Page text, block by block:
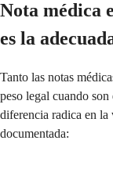
Nota médica
es la
Tanto las notas
peso legal cuando
diferencia radica en
documentada: